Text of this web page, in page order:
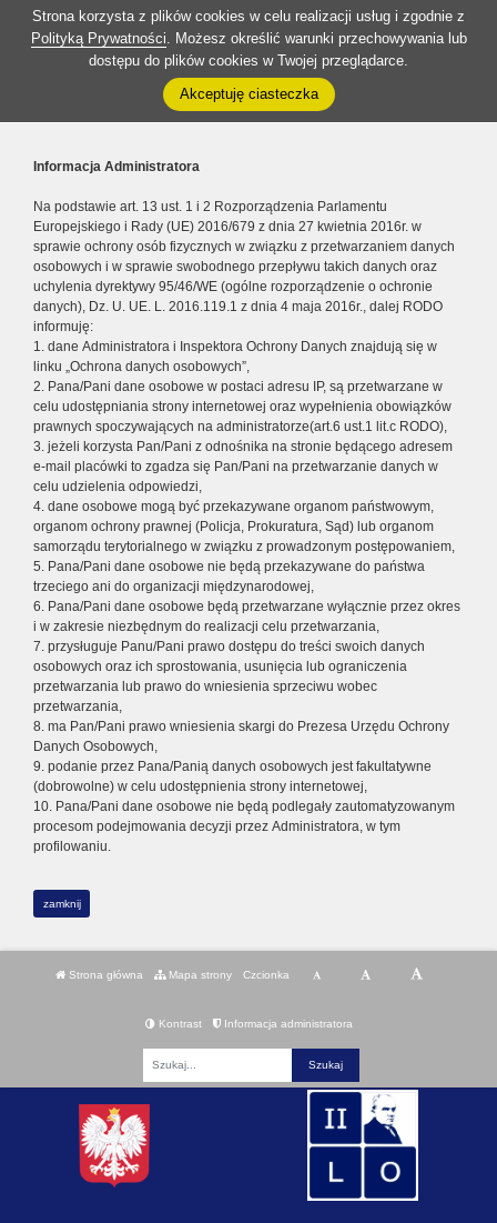
Strona korzysta z plików cookies w celu realizacji usług i zgodnie z
Polityką Prywatności. Możesz określić warunki przechowywania lub
dostępu do plików cookies w Twojej przeglądarce.
Akceptuję ciasteczka
Informacja Administratora
Na podstawie art. 13 ust. 1 i 2 Rozporządzenia Parlamentu
Europejskiego i Rady (UE) 2016/679 z dnia 27 kwietnia 2016r. w
sprawie ochrony osób fizycznych w związku z przetwarzaniem danych
osobowych i w sprawie swobodnego przepływu takich danych oraz
uchylenia dyrektywy 95/46/WE (ogólne rozporządzenie o ochronie
danych), Dz. U. UE. L. 2016.119.1 z dnia 4 maja 2016r., dalej RODO
informuję:
1. dane Administratora i Inspektora Ochrony Danych znajdują się w
linku „Ochrona danych osobowych”,
2. Pana/Pani dane osobowe w postaci adresu IP, są przetwarzane w
celu udostępniania strony internetowej oraz wypełnienia obowiązków
prawnych spoczywających na administratorze(art.6 ust.1 lit.c RODO),
3. jeżeli korzysta Pan/Pani z odnośnika na stronie będącego adresem
e-mail placówki to zgadza się Pan/Pani na przetwarzanie danych w
celu udzielenia odpowiedzi,
4. dane osobowe mogą być przekazywane organom państwowym,
organom ochrony prawnej (Policja, Prokuratura, Sąd) lub organom
samorządu terytorialnego w związku z prowadzonym postępowaniem,
5. Pana/Pani dane osobowe nie będą przekazywane do państwa
trzeciego ani do organizacji międzynarodowej,
6. Pana/Pani dane osobowe będą przetwarzane wyłącznie przez okres
i w zakresie niezbędnym do realizacji celu przetwarzania,
7. przysługuje Panu/Pani prawo dostępu do treści swoich danych
osobowych oraz ich sprostowania, usunięcia lub ograniczenia
przetwarzania lub prawo do wniesienia sprzeciwu wobec
przetwarzania,
8. ma Pan/Pani prawo wniesienia skargi do Prezesa Urzędu Ochrony
Danych Osobowych,
9. podanie przez Pana/Panią danych osobowych jest fakultatywne
(dobrowolne) w celu udostępnienia strony internetowej,
10. Pana/Pani dane osobowe nie będą podlegały zautomatyzowanym
procesom podejmowania decyzji przez Administratora, w tym
profilowaniu.
zamknij
Strona główna Mapa strony Czcionka
Kontrast Informacja administratora